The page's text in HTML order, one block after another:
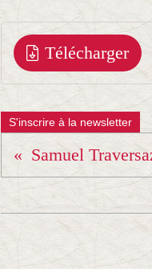
Télécharger
S'inscrire à la newsletter